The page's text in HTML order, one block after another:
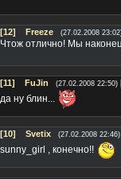
[12] Freezе (27.02.2008
Чтож отлично! Мы
[11] FuJin (27.02.2008 22:50)
да ну блин...
[10] Svetix (27.02.2008 22:46)
sunny_girl , конечно!!